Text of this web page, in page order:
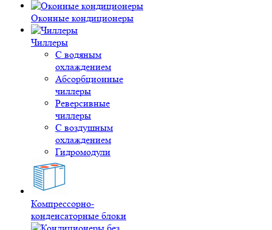
Оконные кондиционеры
Чиллеры
С водяным
охлаждением
Абсорбционные
чиллеры
Реверсивные
чиллеры
С воздушным
охлаждением
Гидромодули
Компрессорно-
конденсаторные блоки